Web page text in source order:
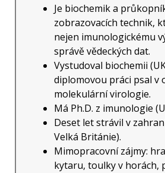
Je biochemik a
zobrazovacích technik,
nejen imunologickému
správě vědeckých dat.
Vystudoval biochemii
diplomovou práci psal v
molekulární virologie.
Má Ph.D. z imunologie
Deset let strávil v
Velká Británie).
Mimopracovní zájmy:
kytaru, toulky v horách,